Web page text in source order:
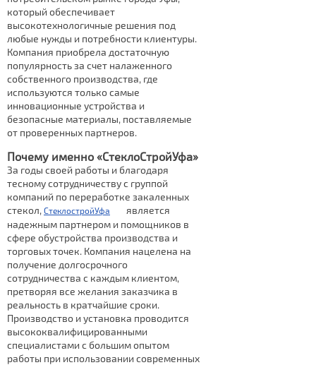
который обеспечивает
высокотехнологичные решения под
любые нужды и потребности клиентуры.
Компания приобрела достаточную
популярность за счет налаженного
собственного производства, где
используются только самые
инновационные устройства и
безопасные материалы, поставляемые
от проверенных партнеров.
Почему именно «СтеклоСтройУфа»
За годы своей работы и благодаря
тесному сотрудничеству с группой
компаний по переработке закаленных
стекол, СтеклостройУфа
является
надежным партнером и помощников в
сфере обустройства производства и
торговых точек. Компания нацелена на
получение долгосрочного
сотрудничества с каждым клиентом,
претворяя все желания заказчика в
реальность в кратчайшие сроки.
Производство и установка проводится
высококвалифицированными
специалистами с большим опытом
работы при использовании современных